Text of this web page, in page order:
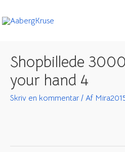
til
Shopbillede
your hand 4
Skriv en kommentar / Af